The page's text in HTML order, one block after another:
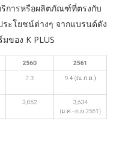
ริการหรือผลิตภัณฑ์ที่ตรงกับ
ะโยชน์ต่างๆ จากแบรนด์ดัง
ของ K PLUS